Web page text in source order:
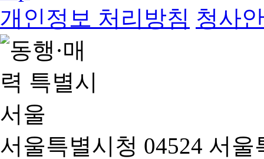
개인정보 처리방침 청사
서울특별시청 04524 서